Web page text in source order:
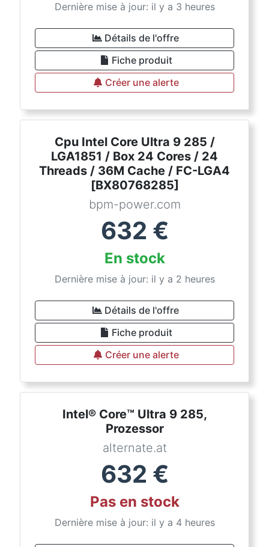
Dernière mise à jour: il y a 3 heures
Détails de l'offre
Fiche produit
Créer une alerte
Cpu Intel Core Ultra 9 285 /
LGA1851 / Box 24 Cores / 24
Threads / 36M Cache / FC-LGA4
[BX80768285]
bpm-power.com
632 €
En stock
Dernière mise à jour: il y a 2 heures
Détails de l'offre
Fiche produit
Créer une alerte
Intel® Core™ Ultra 9 285,
Prozessor
alternate.at
632 €
Pas en stock
Dernière mise à jour: il y a 4 heures